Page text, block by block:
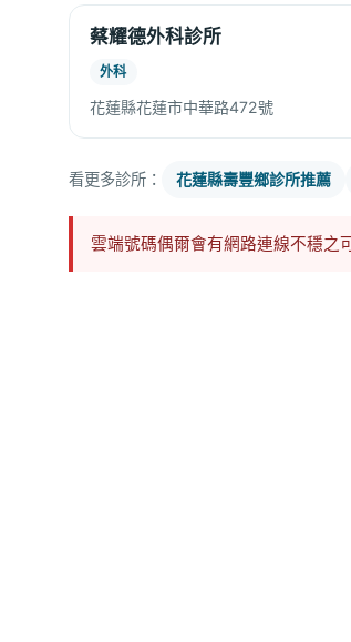
蔡耀德外科診所
外科
花蓮縣花蓮市中華路472號
看更多診所： 花蓮縣壽豐鄉診所推薦
雲端號碼偶爾會有網路連線不穩之